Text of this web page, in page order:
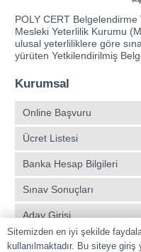
POLY CERT Belgelendirme
Mesleki Yeterlilik Kurumu
ulusal yeterliliklere göre
yürüten Yetkilendirilmiş
Kurumsal
Online Başvuru
Ücret Listesi
Banka Hesap Bilgileri
Sınav Sonuçları
Aday Girişi
Sınav Merkezleri
Sitemizden en iyi şekilde
kullanılmaktadır. Bu siteye giriş